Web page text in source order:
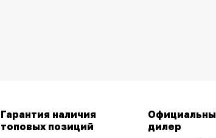
дилер
Гарантия наличия
топовых позиций